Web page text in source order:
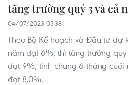
tăng trưởng quý 3 và cả
04/07/2023 05:38
Theo Bộ Kế hoạch và Đầu tư dự
năm đạt 6%, thì tăng trưởng
đạt 9%, tính chung 6 tháng
đạt 8,0%.